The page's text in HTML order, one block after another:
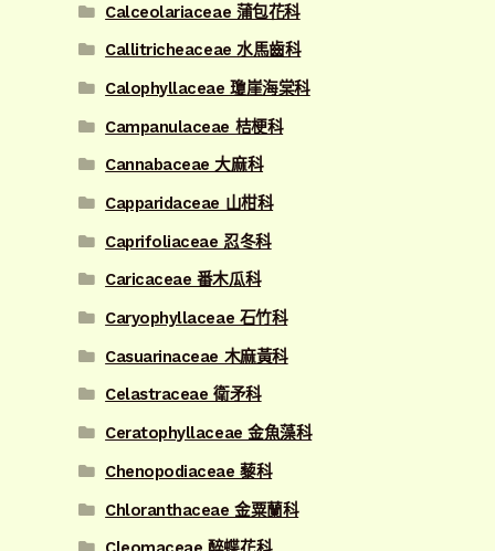
Calceolariaceae 蒲包花科
Callitricheaceae 水馬齒科
Calophyllaceae 瓊崖海棠科
Campanulaceae 桔梗科
Cannabaceae 大麻科
Capparidaceae 山柑科
Caprifoliaceae 忍冬科
Caricaceae 番木瓜科
Caryophyllaceae 石竹科
Casuarinaceae 木麻黃科
Celastraceae 衛矛科
Ceratophyllaceae 金魚藻科
Chenopodiaceae 藜科
Chloranthaceae 金粟蘭科